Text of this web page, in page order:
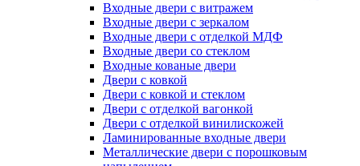
Входные двери с витражем
Входные двери с зеркалом
Входные двери с отделкой МДФ
Входные двери со стеклом
Входные кованые двери
Двери с ковкой
Двери с ковкой и стеклом
Двери с отделкой вагонкой
Двери с отделкой винилискожей
Ламинированные входные двери
Металлические двери с порошковым